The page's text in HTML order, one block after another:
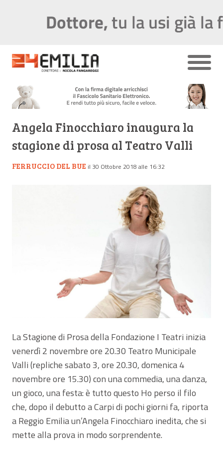
Angela Finocchiaro inaugura la
stagione di prosa al Teatro Valli
FERRUCCIO DEL BUE il 30 Ottobre 2018 alle 16:32
La Stagione di Prosa della Fondazione I Teatri inizia
venerdì 2 novembre ore 20.30 Teatro Municipale
Valli (repliche sabato 3, ore 20.30, domenica 4
novembre ore 15.30) con una commedia, una danza,
un gioco, una festa: è tutto questo Ho perso il filo
che, dopo il debutto a Carpi di pochi giorni fa, riporta
a Reggio Emilia un’Angela Finocchiaro inedita, che si
mette alla prova in modo sorprendente.